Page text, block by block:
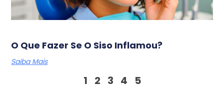
O Que Fazer Se O Siso Inflamou?
Saiba Mais
1 2 3 4 5